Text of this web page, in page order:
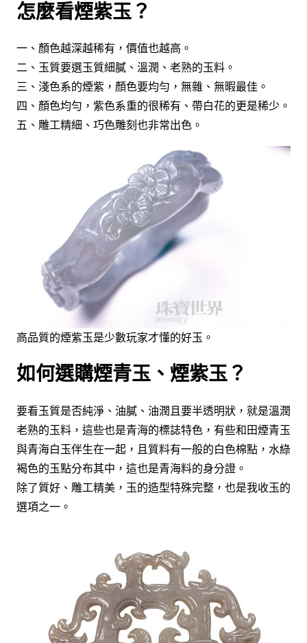
怎麼看煙紫玉？
一、顏色越深越稀有，價值也越高。
二、玉質要選玉質細膩、溫潤、老熟的玉料。
三、淺色系的煙紫，顏色要均勻，無雜、無暇最佳。
四、顏色均勻，紫色系重的很稀有、帶白花的更是稀少。
五、雕工精細、巧色雕刻也非常出色。
高品質的煙紫玉是少數玩家才懂的好玉。
如何選購煙青玉、煙紫玉？
要看玉質是否純淨、油膩、油潤且要半透明狀，就是溫潤
老熟的玉料，這些也是青海的標誌特色，有些和田煙青玉
與青海白玉伴生在一起，且質料有一般的白色棉點，水綠
褐色的玉點分布其中，這也是青海料的身分證。
除了質好、雕工精美，玉的造型特殊完整，也是我收玉的
選項之一。